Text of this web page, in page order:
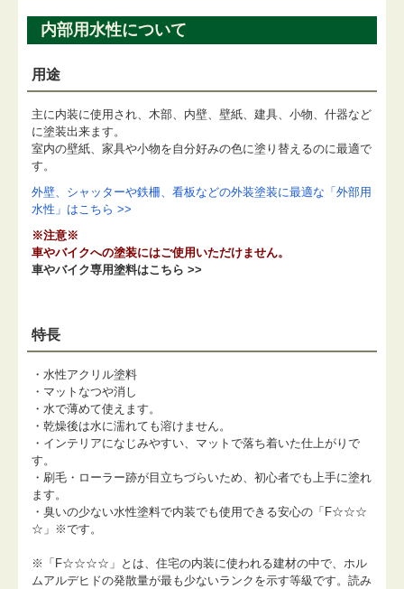
内部用水性について
用途
主に内装に使用され、木部、内壁、壁紙、建具、小物、什器など
に塗装出来ます。
室内の壁紙、家具や小物を自分好みの色に塗り替えるのに最適で
す。
外壁、シャッターや鉄柵、看板などの外装塗装に最適な「外部用
水性」はこちら >>
※注意※
車やバイクへの塗装にはご使用いただけません。
車やバイク専用塗料はこちら >>
特長
・水性アクリル塗料
・マットなつや消し
・水で薄めて使えます。
・乾燥後は水に濡れても溶けません。
・インテリアになじみやすい、マットで落ち着いた仕上がりで
す。
・刷毛・ローラー跡が目立ちづらいため、初心者でも上手に塗れ
ます。
・臭いの少ない水性塗料で内装でも使用できる安心の「F☆☆☆
☆」※です。
※「F☆☆☆☆」とは、住宅の内装に使われる建材の中で、ホル
ムアルデヒドの発散量が最も少ないランクを示す等級です。読み